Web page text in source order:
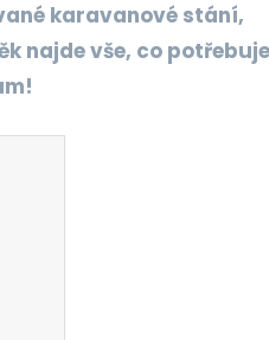
karavanové stání,
najde vše, co